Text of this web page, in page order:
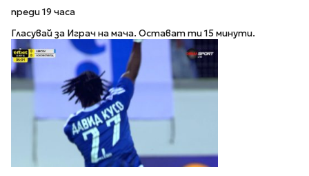
преди 19 часа
Гласувай за Играч на мача. Остават ти 15 минути.